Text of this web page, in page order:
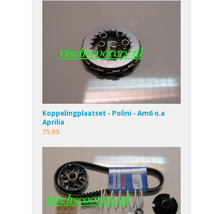
Koppelingplaatset - Polini - Am6 o.a
Aprilia
75,95